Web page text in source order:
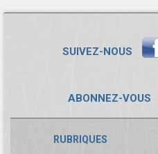
SUIVEZ-NOUS
ABONNEZ-VOUS
RUBRIQUES